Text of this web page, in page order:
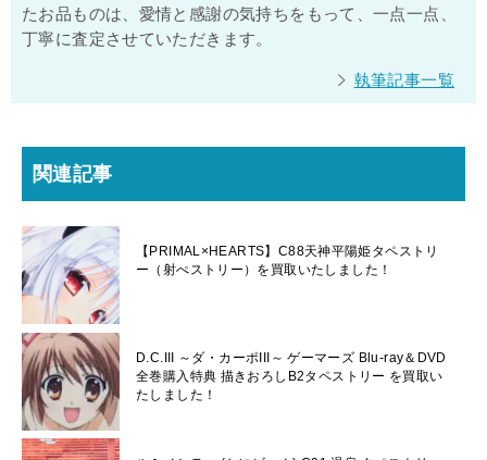
たお品ものは、愛情と感謝の気持ちをもって、一点一点、
丁寧に査定させていただきます。
執筆記事一覧
関連記事
【PRIMAL×HEARTS】C88天神平陽姫タペストリ
ー（射ぺストリー）を買取いたしました！
D.C.III ～ダ・カーポIII～ ゲーマーズ Blu-ray＆DVD
全巻購入特典 描きおろしB2タペストリー を買取い
たしました！